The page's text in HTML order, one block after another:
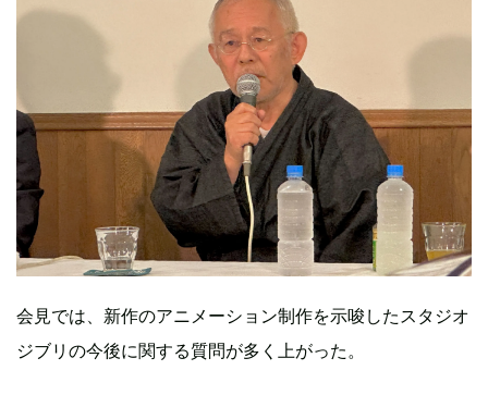
会見では、新作のアニメーション制作を示唆したスタジオ
ジブリの今後に関する質問が多く上がった。